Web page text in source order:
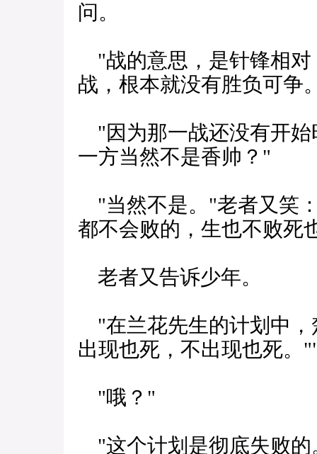
问。
"战的意思，是针锋相对
战，根本就没有胜负可争
"因为那一战还没有开始
一方当然不是香帅？"
"当然不是。"老者又笑
都不会败的，生也不败死
老者又告诉少年。
"在兰花先生的计划中，
出现也死，不出现也死。
"哦？"
"这个计划是彻底失败的